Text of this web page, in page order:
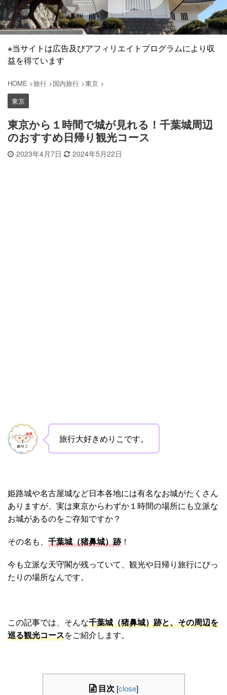
※当サイトは広告及びアフィリエイトプログラムにより収
益を得ています
HOME >旅行 >国内旅行 >東京 >
東京
東京から１時間で城が見れる！千葉城周辺
のおすすめ日帰り観光コース
2023年4月7日 2024年5月22日
旅行大好きめりこです。
姫路城や名古屋城など日本各地には有名なお城がたくさん
ありますが、実は東京からわずか１時間の場所にも立派な
お城があるのをご存知ですか？
その名も、 千葉城（猪鼻城）跡！
今も立派な天守閣が残っていて、観光や日帰り旅行にぴっ
たりの場所なんです。
この記事では、そんな千葉城（猪鼻城）跡と、その周辺を
巡る観光コースをご紹介します。
目次 [close]